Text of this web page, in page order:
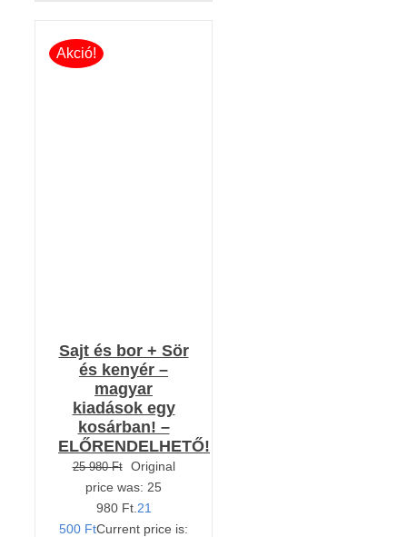
Akció!
Sajt és bor + Sör
és kenyér –
magyar
kiadások egy
kosárban! –
ELŐRENDELHETŐ!
25 980Ft
Original
price was: 25
980 Ft. 21
500 FtCurrent price is: